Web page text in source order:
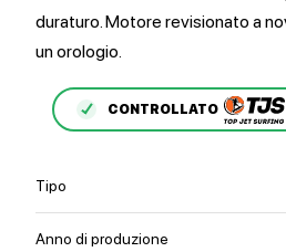
duraturo. Motore revisionato a
un orologio.
CONTROLLATO
Tipo
Anno di produzione